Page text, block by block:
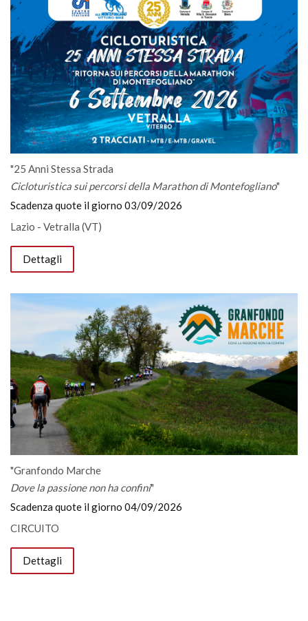
"25 Anni Stessa Strada
Cicloturistica sui percorsi della Marathon di Montefogliano"
Scadenza quote il giorno 03/09/2026
Lazio - Vetralla (VT)
Dettagli
"Granfondo Marche
Dove la passione non ha confini"
Scadenza quote il giorno 04/09/2026
CIRCUITO
Dettagli